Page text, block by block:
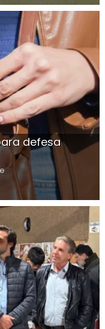
defesa